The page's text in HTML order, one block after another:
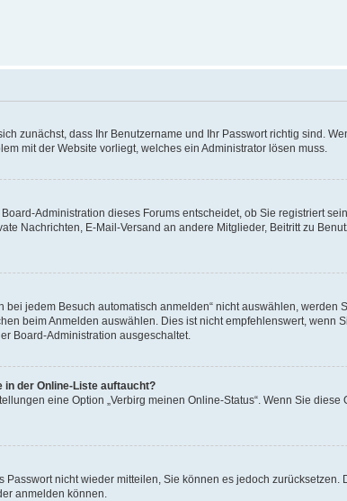
zunächst, dass Ihr Benutzername und Ihr Passwort richtig sind.
mit der Website vorliegt, welches ein Administrator lösen muss.
Administration dieses Forums entscheidet, ob Sie registriert
Nachrichten, E-Mail-Versand an andere Mitglieder, Beitritt zu
bei jedem Besuch automatisch anmelden“ nicht auswählen,
beim Anmelden auswählen. Dies ist nicht empfehlenswert,
Board-Administration ausgeschaltet.
in der Online-Liste auftaucht?
eine Option „Verbirg meinen Online-Status“. Wenn Sie
nicht wieder mitteilen, Sie können es jedoch
anmelden können.